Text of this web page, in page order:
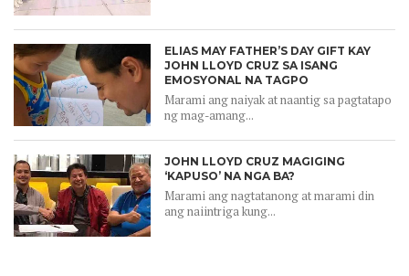
ELIAS MAY FATHER’S DAY GIFT KAY
JOHN LLOYD CRUZ SA ISANG
EMOSYONAL NA TAGPO
Marami ang naiyak at naantig sa pagtatapo
ng mag-amang...
JOHN LLOYD CRUZ MAGIGING
‘KAPUSO’ NA NGA BA?
Marami ang nagtatanong at marami din
ang naiintriga kung...